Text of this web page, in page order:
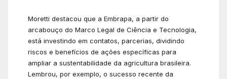
Moretti destacou que a Embrapa, a partir do
arcabouço do Marco Legal de Ciência e Tecnologia,
está investindo em contatos, parcerias, dividindo
riscos e benefícios de ações específicas para
ampliar a sustentabilidade da agricultura brasileira.
Lembrou, por exemplo, o sucesso recente da